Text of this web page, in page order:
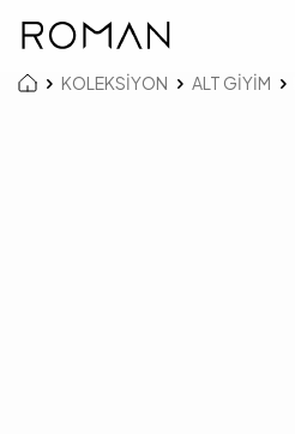
KOLEKSİYON ALT GİYİM